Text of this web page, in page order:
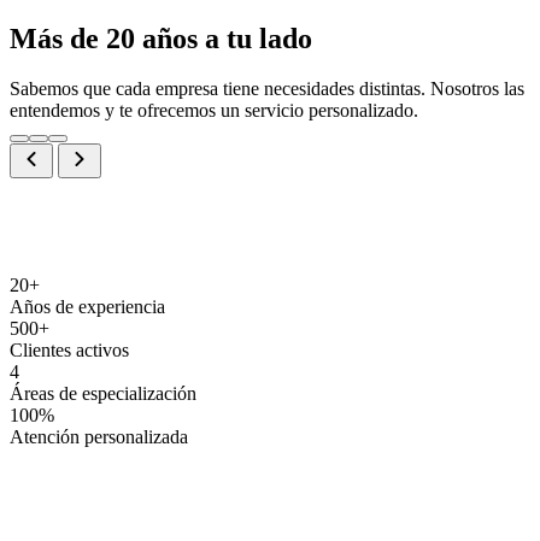
Más de 20 años a tu lado
Sabemos que cada empresa tiene necesidades distintas. Nosotros las
entendemos y te ofrecemos un servicio personalizado.
20+
Años de experiencia
500+
Clientes activos
4
Áreas de especialización
100%
Atención personalizada